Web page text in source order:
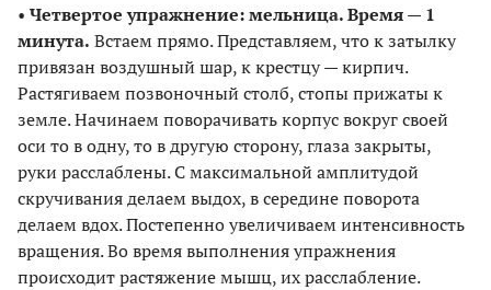
• Четвертое упражнение: мельница. Время — 1
минута. Встаем прямо. Представляем, что к затылку
привязан воздушный шар, к крестцу — кирпич.
Растягиваем позвоночный столб, стопы прижаты к
земле. Начинаем поворачивать корпус вокруг своей
оси то в одну, то в другую сторону, глаза закрыты,
руки расслаблены. С максимальной амплитудой
скручивания делаем выдох, в середине поворота
делаем вдох. Постепенно увеличиваем интенсивность
вращения. Во время выполнения упражнения
происходит растяжение мышц, их расслабление.